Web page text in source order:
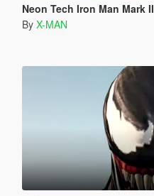
Neon Tech Iron Man Mark II
By X-MAN